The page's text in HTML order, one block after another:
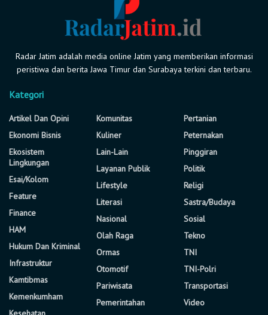
Radar Jatim adalah media online Jatim yang memberikan informasi
peristiwa dan berita Jawa Timur dan Surabaya terkini dan terbaru.
Kategori
Artikel Dan Opini
Ekonomi Bisnis
Ekosistem
Lingkungan
Esai/Kolom
Feature
Finance
HAM
Hukum Dan Kriminal
Infrastruktur
Kamtibmas
Kemenkumham
Komunitas
Kuliner
Lain-Lain
Layanan Publik
Lifestyle
Literasi
Nasional
Olah Raga
Ormas
Otomotif
Pariwisata
Pemerintahan
Pertanian
Peternakan
Pinggiran
Politik
Religi
Sastra/Budaya
Sosial
Tekno
TNI
TNI-Polri
Transportasi
Video